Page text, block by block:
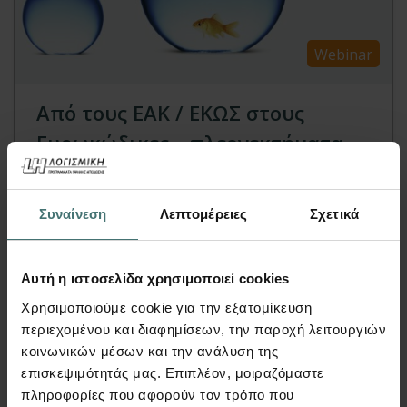
Συναίνεση Λεπτομέρειες Σχετικά
Αυτή η ιστοσελίδα χρησιμοποιεί cookies
Χρησιμοποιούμε cookie για την εξατομίκευση
περιεχομένου και διαφημίσεων, την παροχή λειτουργιών
κοινωνικών μέσων και την ανάλυση της
επισκεψιμότητάς μας. Επιπλέον, μοιραζόμαστε
πληροφορίες που αφορούν τον τρόπο που
Webinar
Από τους ΕΑΚ / ΕΚΩΣ στους
Ευρωκώδικες – πλεονεκτήματα
(Μέρος Β΄)
Παρουσιάζονται και ερμηνεύονται τα
κλπ.), δοκών, ο πίνακας & τα διαγράμματα
ανακατανομής ροπών δοκών. Οι έλεγχοι
τοπικής πλαστιμότητας και συνάφειας κόμβου.
Παρουσιάζεται η διαδικασία εξαγωγής πινάκων
από το τεύχος μελέτης σε αρχείο *.csv ή *.tek
ώστε να μπορούν να εισαχθούν για περαιτέρω